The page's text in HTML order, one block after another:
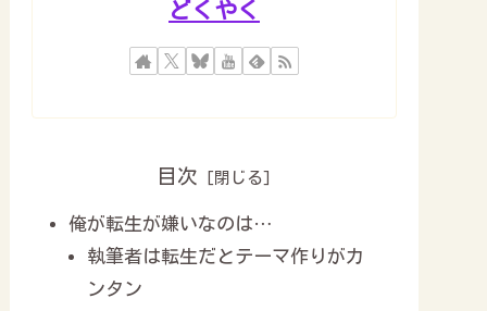
どくやく
目次
俺が転生が嫌いなのは…
執筆者は転生だとテーマ作りがカ
ンタン